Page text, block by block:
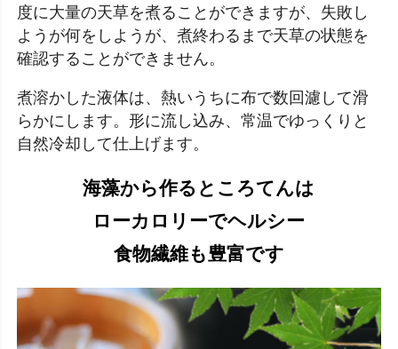
度に大量の天草を煮ることができますが、失敗し
ようが何をしようが、煮終わるまで天草の状態を
確認することができません。
煮溶かした液体は、熱いうちに布で数回濾して滑
らかにします。形に流し込み、常温でゆっくりと
自然冷却して仕上げます。
海藻から作るところてんは
ローカロリーでヘルシー
食物繊維も豊富です